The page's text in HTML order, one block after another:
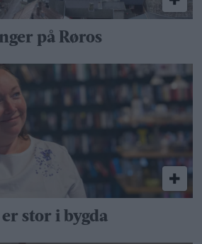
på Røros
stor i bygda